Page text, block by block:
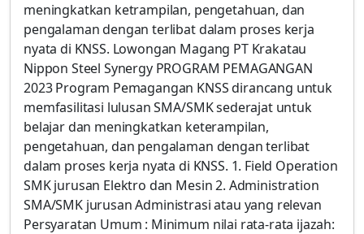
meningkatkan ketrampilan, pengetahuan, dan
pengalaman dengan terlibat dalam proses kerja
nyata di KNSS. Lowongan Magang PT Krakatau
Nippon Steel Synergy PROGRAM PEMAGANGAN
2023 Program Pemagangan KNSS dirancang untuk
memfasilitasi lulusan SMA/SMK sederajat untuk
belajar dan meningkatkan keterampilan,
pengetahuan, dan pengalaman dengan terlibat
dalam proses kerja nyata di KNSS. 1. Field Operation
SMK jurusan Elektro dan Mesin 2. Administration
SMA/SMK jurusan Administrasi atau yang relevan
Persyaratan Umum : Minimum nilai rata-rata ijazah: